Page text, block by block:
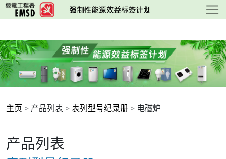
跳
至
要
内
容
主页 > 产品列表 > 表列型号纪录册 > 电磁炉
产品列表